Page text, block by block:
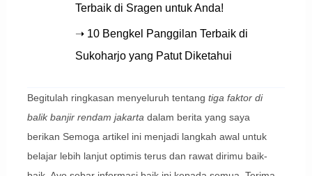
Terbaik di Sragen untuk Anda!
➝ 10 Bengkel Panggilan Terbaik di
Sukoharjo yang Patut Diketahui
Begitulah ringkasan menyeluruh tentang tiga faktor di
balik banjir rendam jakarta dalam berita yang saya
berikan Semoga artikel ini menjadi langkah awal untuk
belajar lebih lanjut optimis terus dan rawat dirimu baik-